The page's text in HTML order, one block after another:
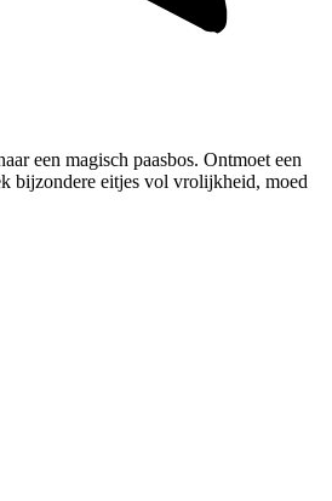
een magisch paasbos. Ontmoet een
bijzondere eitjes vol vrolijkheid, moed